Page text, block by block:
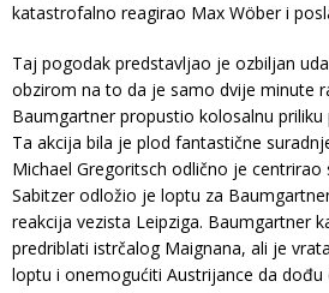
katastrofalno reagirao Max Wöber i
Taj pogodak predstavljao je ozbiljan
obzirom na to da je samo dvije minute
Baumgartner propustio kolosalnu priliku
Ta akcija bila je plod fantastične
Michael Gregoritsch odlično je centrirao
Sabitzer odložio je loptu za
reakcija vezista Leipziga. Baumgartner
predriblati istrčalog Maignana, ali je
loptu i onemogućiti Austrijance da